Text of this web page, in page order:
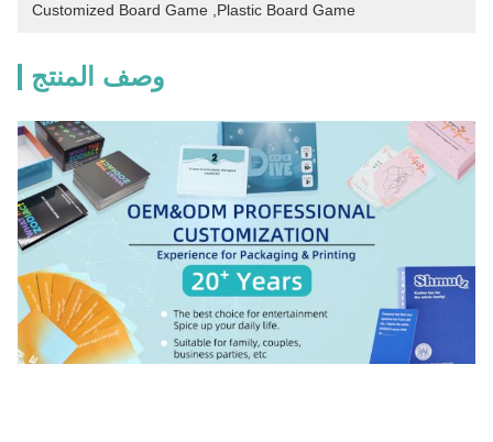
Plastic Board Game
Customized Board Game
وصف المنتج